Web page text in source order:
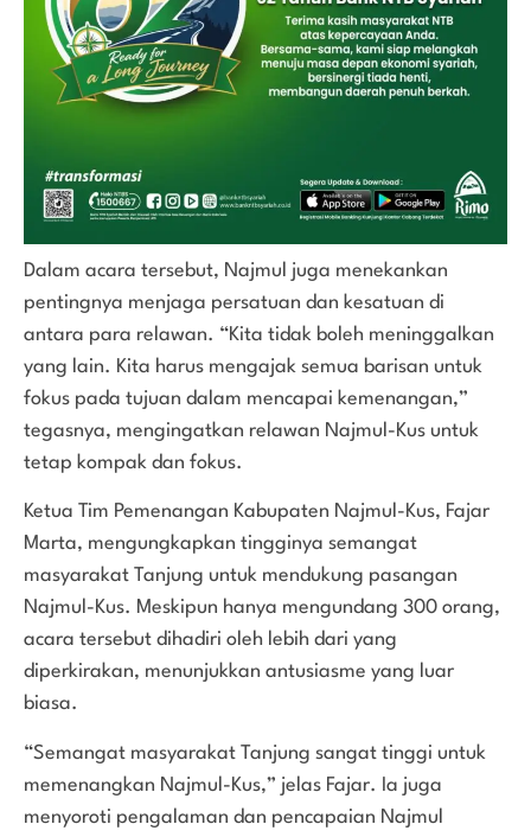
Dalam acara tersebut, Najmul juga menekankan
pentingnya menjaga persatuan dan kesatuan di
antara para relawan. “Kita tidak boleh meninggalkan
yang lain. Kita harus mengajak semua barisan untuk
fokus pada tujuan dalam mencapai kemenangan,”
tegasnya, mengingatkan relawan Najmul-Kus untuk
tetap kompak dan fokus.
Ketua Tim Pemenangan Kabupaten Najmul-Kus, Fajar
Marta, mengungkapkan tingginya semangat
masyarakat Tanjung untuk mendukung pasangan
Najmul-Kus. Meskipun hanya mengundang 300 orang,
acara tersebut dihadiri oleh lebih dari yang
diperkirakan, menunjukkan antusiasme yang luar
biasa.
“Semangat masyarakat Tanjung sangat tinggi untuk
memenangkan Najmul-Kus,” jelas Fajar. Ia juga
menyoroti pengalaman dan pencapaian Najmul